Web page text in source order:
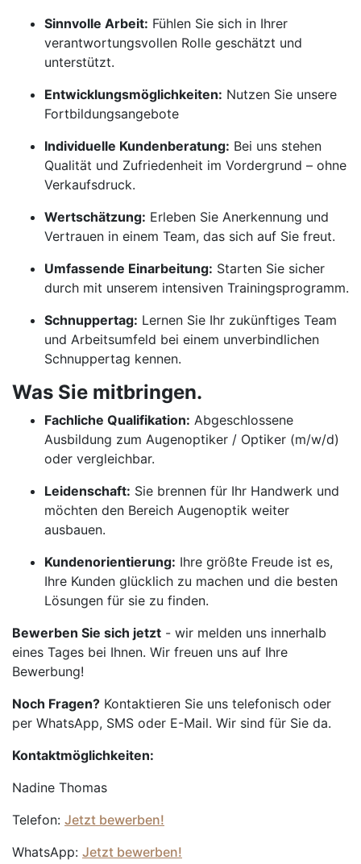
Sinnvolle Arbeit: Fühlen Sie sich in Ihrer
verantwortungsvollen Rolle geschätzt und
unterstützt.
Entwicklungsmöglichkeiten: Nutzen Sie unsere
Fortbildungsangebote
Individuelle Kundenberatung: Bei uns stehen
Qualität und Zufriedenheit im Vordergrund – ohne
Verkaufsdruck.
Wertschätzung: Erleben Sie Anerkennung und
Vertrauen in einem Team, das sich auf Sie freut.
Umfassende Einarbeitung: Starten Sie sicher
durch mit unserem intensiven Trainingsprogramm.
Schnuppertag: Lernen Sie Ihr zukünftiges Team
und Arbeitsumfeld bei einem unverbindlichen
Schnuppertag kennen.
Was Sie mitbringen.
Fachliche Qualifikation: Abgeschlossene
Ausbildung zum Augenoptiker / Optiker (m/w/d)
oder vergleichbar.
Leidenschaft: Sie brennen für Ihr Handwerk und
möchten den Bereich Augenoptik weiter
ausbauen.
Kundenorientierung: Ihre größte Freude ist es,
Ihre Kunden glücklich zu machen und die besten
Lösungen für sie zu finden.
Bewerben Sie sich jetzt - wir melden uns innerhalb
eines Tages bei Ihnen. Wir freuen uns auf Ihre
Bewerbung!
Noch Fragen? Kontaktieren Sie uns telefonisch oder
per WhatsApp, SMS oder E-Mail. Wir sind für Sie da.
Kontaktmöglichkeiten:
Nadine Thomas
Telefon: Jetzt bewerben!
WhatsApp: Jetzt bewerben!